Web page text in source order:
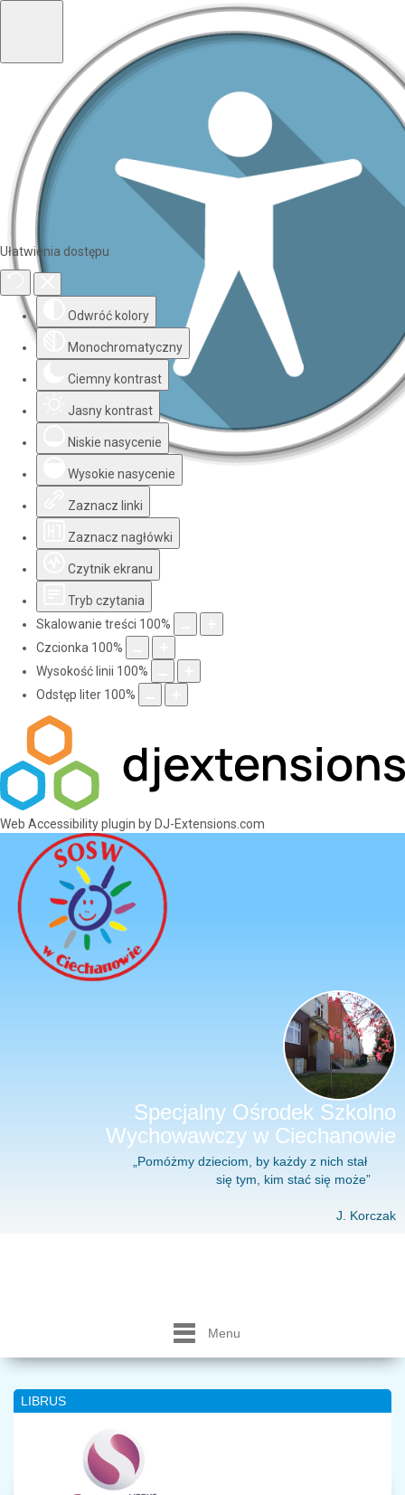
Ułatwienia dostępu
Odwróć kolory
Monochromatyczny
Ciemny kontrast
Jasny kontrast
Niskie nasycenie
Wysokie nasycenie
Zaznacz linki
Zaznacz nagłówki
Czytnik ekranu
Tryb czytania
Skalowanie treści 100%
Czcionka 100%
Wysokość linii 100%
Odstęp liter 100%
Web Accessibility plugin by DJ-Extensions.com
Specjalny Ośrodek Szkolno
Wychowawczy w Ciechanowie
„Pomóżmy dzieciom, by każdy z nich stał
się tym, kim stać się może”
J. Korczak
Menu
LIBRUS